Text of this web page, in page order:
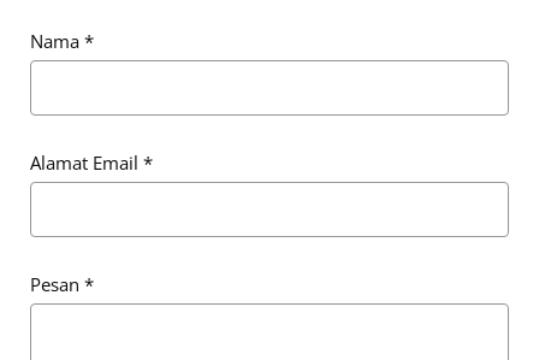
Nama *
Alamat Email *
Pesan *